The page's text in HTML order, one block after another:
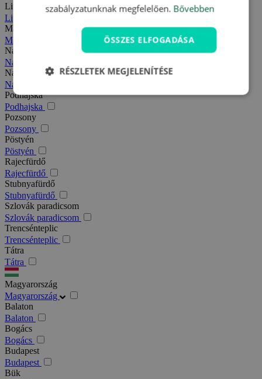
Liptó
Liptó
Magas-Tátra
Magas-Tátra
Nagy-Fátra
Nagy-Fátra
Nagymegyer
Nagymegyer
Podhajska
Podhajska
Pozsony
Pozsony
Pöstyén
Pöstyén
Rajecfürdő
Rajecfürdő
Stubnyafürdő
Stubnyafürdő
Szlovák paradicsom
Szlovák paradicsom
Trencsénteplic
Trencsénteplic
Tátra
Tátra
Magyarország
Magyarország
Balaton
Balaton
Bogács
Bogács
Budapest
Budapest
Bük
szabályzatunknak megfelelően. Bővebben
ÖSSZES ELFOGADÁSA
RÉSZLETEK MEGJELENÍTÉSE